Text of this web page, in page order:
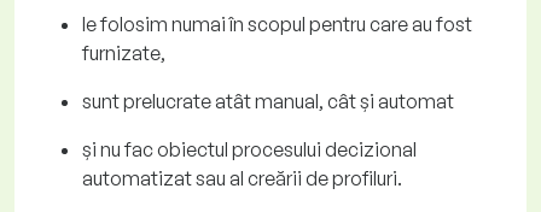
le folosim numai în scopul pentru care au fost
furnizate,
sunt prelucrate atât manual, cât și automat
și nu fac obiectul procesului decizional
automatizat sau al creării de profiluri.